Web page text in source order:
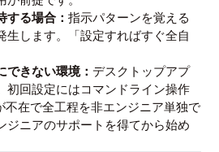
する場合：指示パターンを覚える
生します。「設定すればすぐ全自
できない環境： デスクトップアプ
初回設定にはコマンドライン操作
不在で全工程を非エンジニア単独で
ジニアのサポートを得てから始め